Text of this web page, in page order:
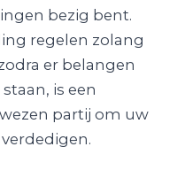
bezig bent.
regelen zolang
er belangen
is een
partij om uw